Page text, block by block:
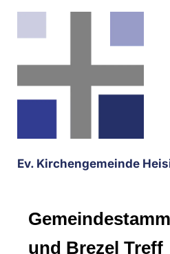
Ev. Kirchengemeinde
und Brezel Treff